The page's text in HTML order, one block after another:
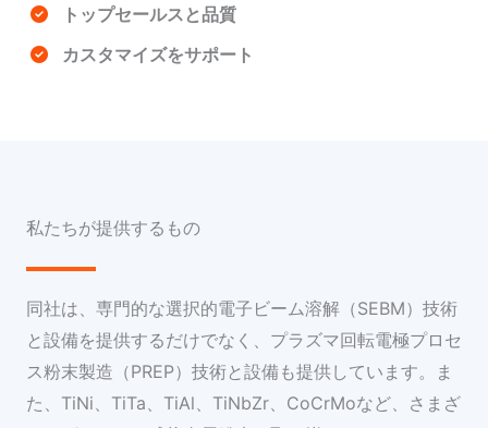
トップセールスと品質
カスタマイズをサポート
私たちが提供するもの
同社は、専門的な選択的電子ビーム溶解（SEBM）技術
と設備を提供するだけでなく、プラズマ回転電極プロセ
ス粉末製造（PREP）技術と設備も提供しています。ま
た、TiNi、TiTa、TiAl、TiNbZr、CoCrMoなど、さまざ